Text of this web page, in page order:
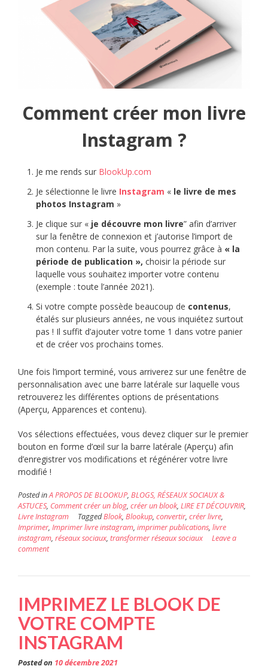
Comment créer mon livre
Instagram ?
Je me rends sur BlookUp.com
Je sélectionne le livre Instagram « le livre de mes
photos Instagram »
Je clique sur « je découvre mon livre” afin d’arriver
sur la fenêtre de connexion et j’autorise l’import de
mon contenu. Par la suite, vous pourrez grâce à « la
période de publication », choisir la période sur
laquelle vous souhaitez importer votre contenu
(exemple : toute l’année 2021).
Si votre compte possède beaucoup de contenus,
étalés sur plusieurs années, ne vous inquiétez surtout
pas ! Il suffit d’ajouter votre tome 1 dans votre panier
et de créer vos prochains tomes.
Une fois l’import terminé, vous arriverez sur une fenêtre de
personnalisation avec une barre latérale sur laquelle vous
retrouverez les différentes options de présentations
(Aperçu, Apparences et contenu).
Vos sélections effectuées, vous devez cliquer sur le premier
bouton en forme d’œil sur la barre latérale (Aperçu) afin
d’enregistrer vos modifications et régénérer votre livre
modifié !
Posted inA PROPOS DE BLOOKUP, BLOGS, RÉSEAUX SOCIAUX &
ASTUCES, Comment créer un blog, créer un blook, LIRE ET DÉCOUVRIR,
Livre Instagram
TaggedBlook, Blookup, convertir, créer livre,
Imprimer, Imprimer livre instagram, imprimer publications, livre
instagram, réseaux sociaux, transformer réseaux sociaux
Leave a
comment
IMPRIMEZ LE BLOOK DE
VOTRE COMPTE
INSTAGRAM
Posted on 10 décembre 2021